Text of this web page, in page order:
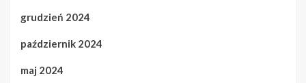
grudzień 2024
październik 2024
maj 2024